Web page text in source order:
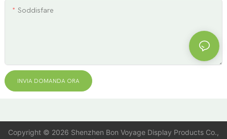
Soddisfare
INVIA DOMANDA ORA
Copyright © 2026 Shenzhen Bon Voyage Display Products Co.,